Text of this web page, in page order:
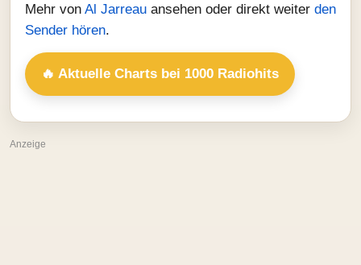
Mehr von Al Jarreau ansehen oder direkt weiter den
Sender hören.
🔥 Aktuelle Charts bei 1000 Radiohits
Anzeige